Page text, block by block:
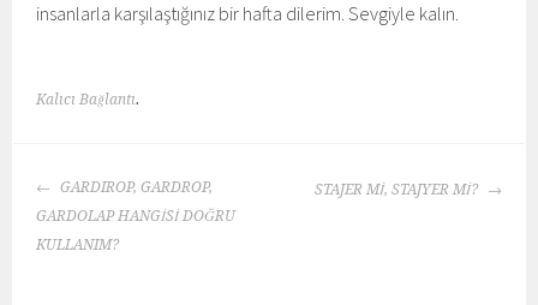
insanlarla karşılaştığınız bir hafta dilerim. Sevgiyle kalın.
Kalıcı Bağlantı.
YAZI
DOLAŞIMI
GARDIROP, GARDROP,
GARDOLAP HANGİSİ DOĞRU
KULLANIM?
STAJER Mİ, STAJYER Mİ?